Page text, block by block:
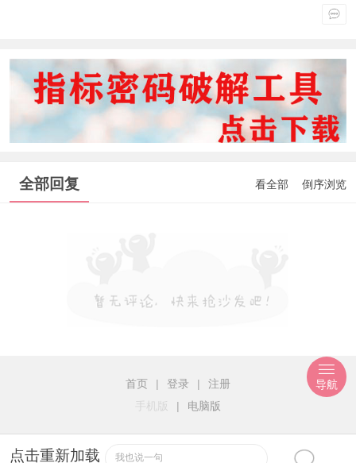
全部回复 看全部 倒序浏览
点击重新加载 我也说一句
首页 | 登录 |
注册
手机版
| 电脑版
导航